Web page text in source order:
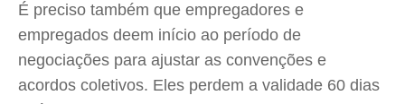
É preciso também que empregadores e
empregados deem início ao período de
negociações para ajustar as convenções e
acordos coletivos. Eles perdem a validade 60 dias